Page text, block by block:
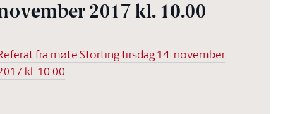
2017 kl. 10.00
fra møte Storting tirsdag 14. november
kl. 10.00